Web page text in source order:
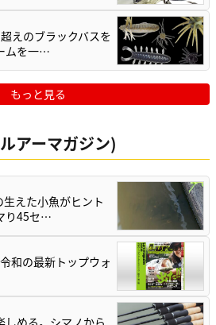
えのブラックバスを
ムを一…
もっと見る
アーマガジン)
生えた小魚がヒント
り45セ…
和の最新トップウォ
しめる。シマノから